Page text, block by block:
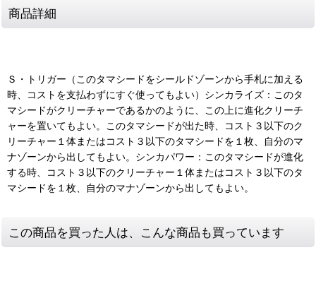
商品詳細
Ｓ・トリガー（このタマシードをシールドゾーンから手札に加える
時、コストを支払わずにすぐ使ってもよい）シンカライズ：このタ
マシードがクリーチャーであるかのように、この上に進化クリーチ
ャーを置いてもよい。このタマシードが出た時、コスト３以下のク
リーチャー１体またはコスト３以下のタマシードを１枚、自分のマ
ナゾーンから出してもよい。シンカパワー：このタマシードが進化
する時、コスト３以下のクリーチャー１体またはコスト３以下のタ
マシードを１枚、自分のマナゾーンから出してもよい。
この商品を買った人は、こんな商品も買っています